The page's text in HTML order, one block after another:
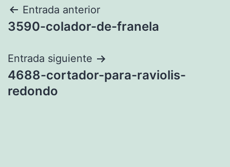
Navegación
de
entradas
Entrada anterior
3590-colador-de-franela
Entrada siguiente
4688-cortador-para-raviolis-
redondo